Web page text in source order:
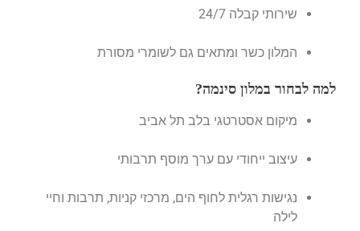
שירותי קבלה 24/7
המלון כשר ומתאים גם לשומרי מסורת
למה לבחור במלון סינמה?
מיקום אסטרטגי בלב תל אביב
עיצוב ייחודי עם ערך מוסף תרבותי
נגישות רגלית לחוף הים, מרכזי קניות, תרבות וחיי
לילה